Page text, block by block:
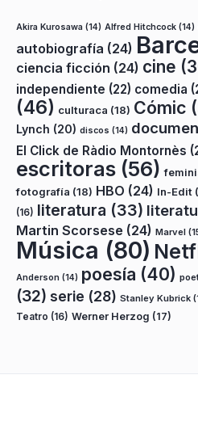
Akira Kurosawa (14) Alfred Hitchcock (14)
autobiografía (24)
ciencia ficción (24) cine
independiente (22) comedia
(46) culturaca (18) Cómic
Lynch (20) discos (14)
El Click de Ràdio Montornès
escritoras (56)
fotografía (18) HBO (24) In-Edit
(16) literatura (33)
Martin Scorsese (24) Marvel
Música (80)
Anderson (14) poesía (40)
(32) serie (28) Stanley Kubrick
Teatro (16) Werner Herzog (17)